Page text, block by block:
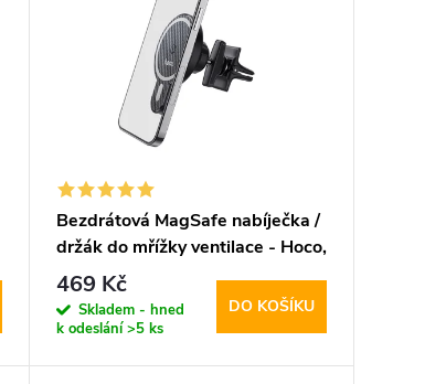
Bezdrátová MagSafe nabíječka /
držák do mřížky ventilace - Hoco,
CA85 Ultrafast
469 Kč
Skladem - hned
k odeslání>5 ks
DO KOŠÍKU